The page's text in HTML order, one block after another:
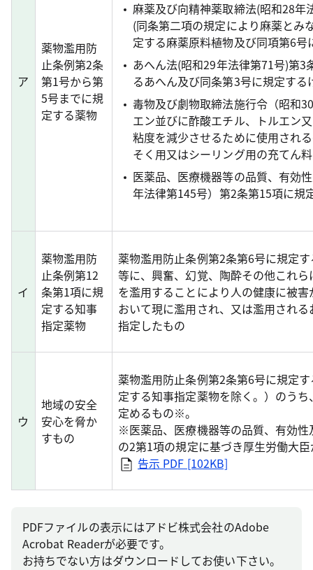
ア
薬物濫用防
止条例第2条
第1号から第
5号までに規
定する薬物
麻薬及び向精神薬取締法(昭和28
(同条第二項の規定により麻薬とみ
定する麻薬原料植物及び同項第6号
あへん法(昭和29年法律第71号)第
るあへん及び同条第3号に規定する
毒物及び劇物取締法施行令（昭和
エン並びに酢酸エチル、トルエン
粘度を減少させるために使用され
そく用又はシーリング用の充てん料
医薬品、医療機器等の品質、有効
年法律第145号）第2条第15項に規
イ
薬物濫用防
止条例第12
条第1項に規
定する知事
指定薬物
薬物濫用防止条例第2条第6号に規定
等に、興奮、幻覚、陶酔その他これ
を濫用することにより人の健康に被
おいて現に濫用され、又は濫用され
指定したもの
ウ
地域の安全
安心を脅か
すもの
薬物濫用防止条例第2条第6号に規定
定する知事指定薬物を除く。）のう
定めるもの※。
※医薬品、医療機器等の品質、有効
の2第1項の規定に基づき厚生労働大
告示 PDF [102KB]
PDFファイルの表示にはアドビ株式会社のAdobe
Acrobat Readerが必要です。
お持ちでない方はダウンロードしてお使い下さい。